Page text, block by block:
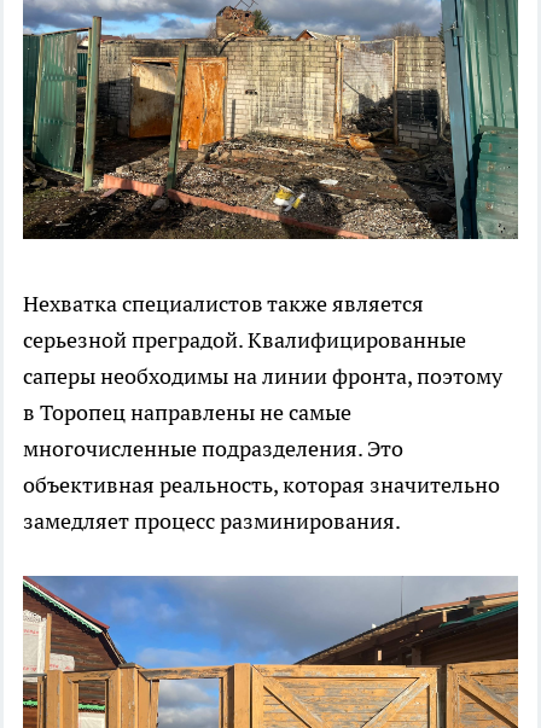
Нехватка специалистов также является
серьезной преградой. Квалифицированные
саперы необходимы на линии фронта, поэтому
в Торопец направлены не самые
многочисленные подразделения. Это
объективная реальность, которая значительно
замедляет процесс разминирования.